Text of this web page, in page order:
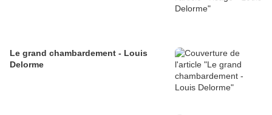
Le grand chambardement - Louis
Delorme